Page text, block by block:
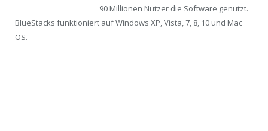
90 Millionen Nutzer die Software genutzt.
BlueStacks funktioniert auf Windows XP, Vista, 7, 8, 10 und Mac
OS.